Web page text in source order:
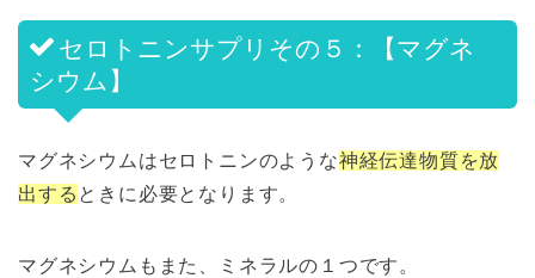
セロトニンサプリその５：【マグネ
シウム】
マグネシウムはセロトニンのような神経伝達物質を放
出する ときに必要となります。
マグネシウムもまた、ミネラルの１つです。